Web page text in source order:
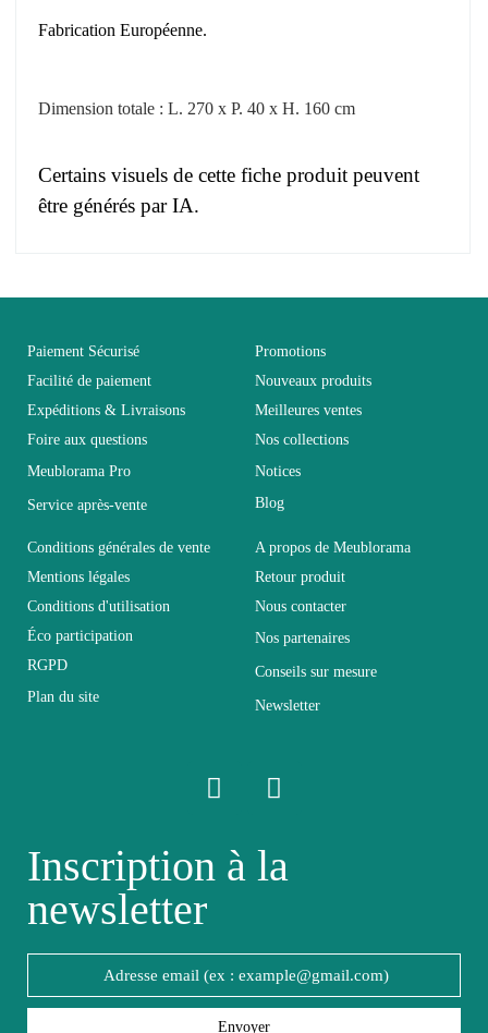
Fabrication Européenne.
Dimension totale : L. 270 x P. 40 x H. 160 cm
Certains visuels de cette fiche produit peuvent
être générés par IA.
Age Adulte
Collection SWITCH
Coloris Noir
Dimensions 270x160x40
Electrique Electrique
Non Empilable
Fixe Fixe
Garantie
160
Vous devez vous connecter pour laisser un avis
Paiement Sécurisé
Facilité de paiement
Expéditions & Livraisons
Foire aux questions
Meublorama Pro
Service après-vente
Promotions
Nouveaux produits
Meilleures ventes
Nos collections
Notices
Blog
Conditions générales de vente
Mentions légales
Conditions d'utilisation
Éco participation
RGPD
Plan du site
A propos de Meublorama
Retour produit
Nous contacter
Nos partenaires
Conseils sur mesure
Newsletter
Inscription à la
newsletter
Envoyer